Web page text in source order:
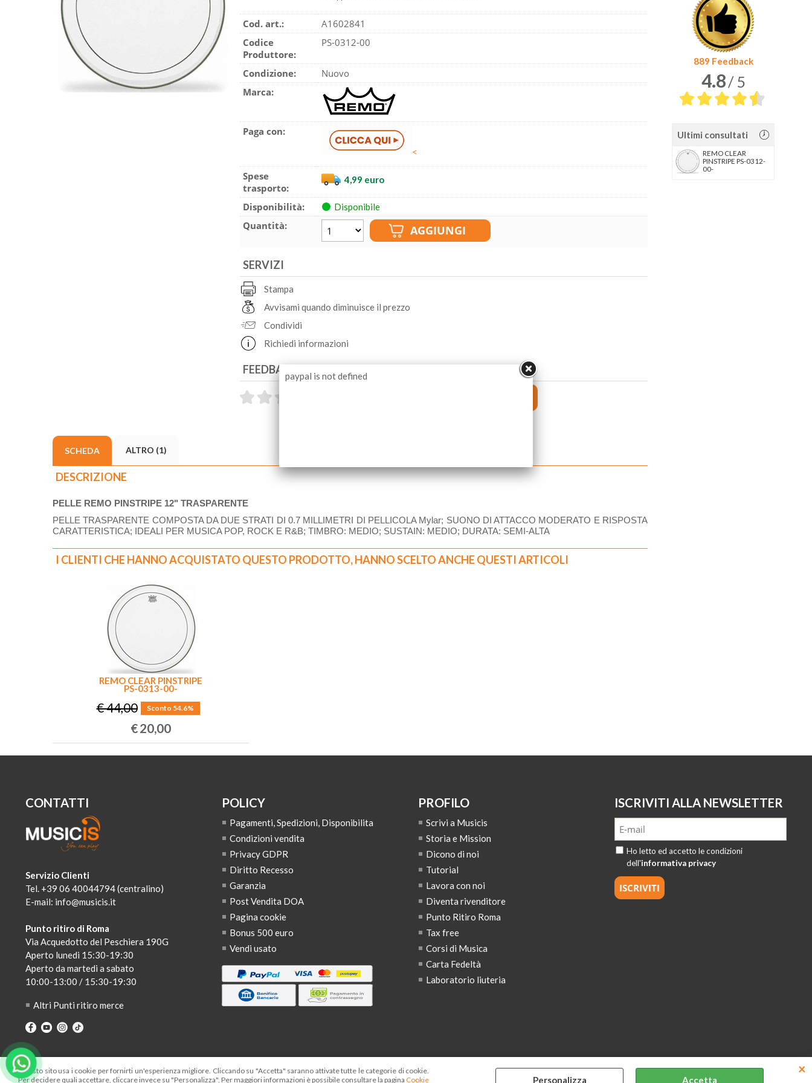
Questo sito usa i cookie per fornirti un'esperienza migliore. Cliccando su "Accetta" saranno attivate tutte le categorie di cookie.
Per decidere quali accettare, cliccare invece su "Personalizza". Per maggiori informazioni è possibile consultare la pagina Cookie Personalizza Accetta
Cod. art.:
A1602841
Codice
Produttore:
PS-0312-00
Condizione:
Nuovo
Marca:
Paga con:
<
Spese
trasporto:
4,99 euro
Disponibilità: Disponibile
Quantità:
SERVIZI
Stampa
Avvisami quando diminuisce il prezzo
Condividi
Richiedi informazioni
FEEDBACK DEGLI UTENTI
SCHEDA ALTRO (1)
DESCRIZIONE
PELLE REMO PINSTRIPE 12" TRASPARENTE
PELLE TRASPARENTE COMPOSTA DA DUE STRATI DI 0.7 MILLIMETRI DI PELLICOLA Mylar; SUONO DI ATTACCO MODERATO E RISPOSTA
CARATTERISTICA; IDEALI PER MUSICA POP, ROCK E R&B; TIMBRO: MEDIO; SUSTAIN: MEDIO; DURATA: SEMI-ALTA
I CLIENTI CHE HANNO ACQUISTATO QUESTO PRODOTTO, HANNO SCELTO ANCHE QUESTI ARTICOLI
REMO CLEAR PINSTRIPE
PS-0313-00-
€ 44,00 Sconto 54.6%
€20,00
889 Feedback
4.8/ 5
Ultimi consultati
REMO CLEAR
PINSTRIPE PS-0312-
00-
CONTATTI
Servizio Clienti
Tel. +39 06 40044794 (centralino)
E-mail: info@musicis.it
Punto ritiro di Roma
Via Acquedotto del Peschiera 190G
Aperto lunedi 15:30-19:30
Aperto da martedi a sabato
10:00-13:00 / 15:30-19:30
Altri Punti ritiro merce
POLICY
Pagamenti, Spedizioni, Disponibilita
Condizioni vendita
Privacy GDPR
Diritto Recesso
Garanzia
Post Vendita DOA
Pagina cookie
Bonus 500 euro
Vendi usato
PROFILO
Scrivi a Musicis
Storia e Mission
Dicono di noi
Tutorial
Lavora con noi
Diventa rivenditore
Punto Ritiro Roma
Tax free
Corsi di Musica
Carta Fedeltà
Laboratorio liuteria
ISCRIVITI ALLA NEWSLETTER
Ho letto ed accetto le condizioni
dell'informativa privacy
paypal is not defined